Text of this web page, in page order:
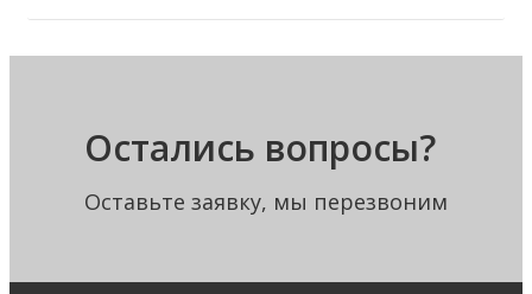
Остались вопросы?
Оставьте заявку, мы перезвоним